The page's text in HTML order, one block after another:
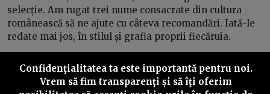
selecție. Am rugat trei nume consacrate din cultura
românească să ne ajute cu câteva recomandări. Iată-le
redate mai jos, în stilul și grafia proprii fiecăruia.
Confidenţialitatea ta este importantă pentru noi.
Vrem să fim transparenţi și să îţi oferim